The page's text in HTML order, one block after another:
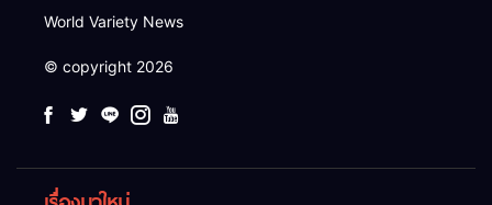
World Variety News
© copyright 2026